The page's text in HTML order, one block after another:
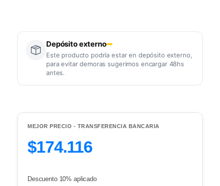
Depósito externo
Este producto podría estar en depósito externo,
para evitar demoras sugerimos encargar 48hs
antes.
MEJOR PRECIO - TRANSFERENCIA BANCARIA
$174.116
Descuento 10% aplicado